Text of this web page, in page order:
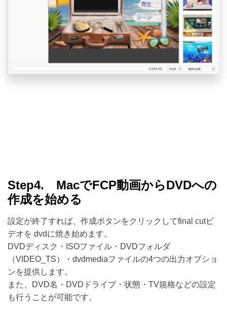
Step4. MacでFCP動画からDVDへの
作成を始める
設定が終了すれば、作成ボタンをクリックしてfinal cutビ
デオを dvdに焼き始めます。
DVDディスク・ISOファイル・DVDフォルダ
（VIDEO_TS）・dvdmediaファイルの4つの出力オプショ
ンを提供します。
また、DVD名・DVDドライブ・状態・TV規格などの設定
も行うことが可能です。